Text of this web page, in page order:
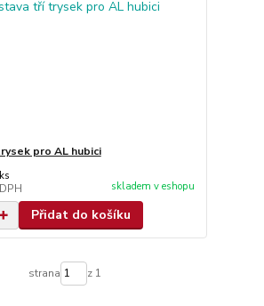
pro AL hubici
skladem v eshopu
Přidat do košíku
strana z 1